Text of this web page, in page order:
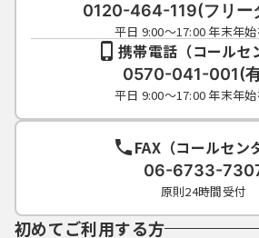
0120-464-119(フリー
平日 9:00～17:00 年末年始
携帯電話（コールセ
0570-041-001(
平日 9:00～17:00 年末年始
FAX（コールセン
06-6733-
原則24時間受付
初めてご利用する方